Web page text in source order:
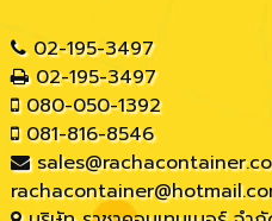
02-195-3497
02-195-3497
080-050-1392
081-816-8546